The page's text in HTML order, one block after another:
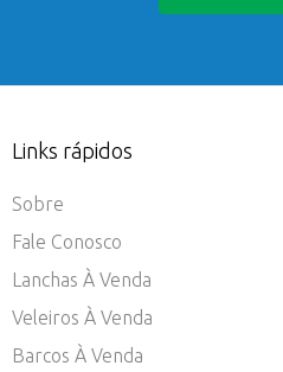
Links rápidos
Sobre
Fale Conosco
Lanchas À Venda
Veleiros À Venda
Barcos À Venda